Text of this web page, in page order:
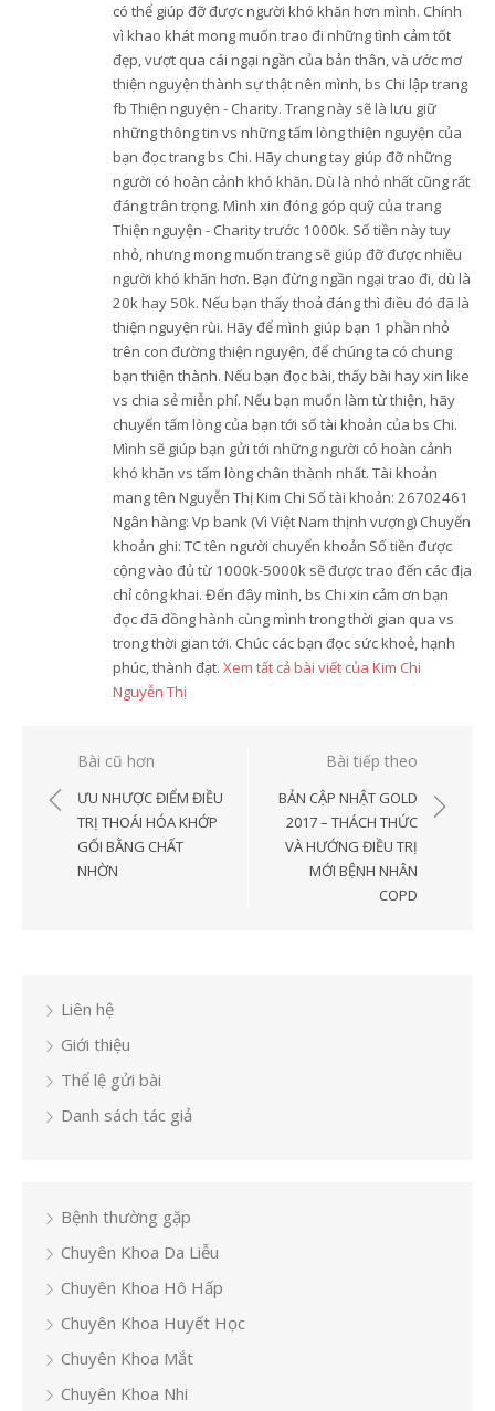
có thể giúp đỡ được người khó khăn hơn mình. Chính
vì khao khát mong muốn trao đi những tình cảm tốt
đẹp, vượt qua cái ngại ngần của bản thân, và ước mơ
thiện nguyện thành sự thật nên mình, bs Chi lập trang
fb Thiện nguyện - Charity. Trang này sẽ là lưu giữ
những thông tin vs những tấm lòng thiện nguyện của
bạn đọc trang bs Chi. Hãy chung tay giúp đỡ những
người có hoàn cảnh khó khăn. Dù là nhỏ nhất cũng rất
đáng trân trọng. Mình xin đóng góp quỹ của trang
Thiện nguyện - Charity trước 1000k. Số tiền này tuy
nhỏ, nhưng mong muốn trang sẽ giúp đỡ được nhiều
người khó khăn hơn. Bạn đừng ngần ngại trao đi, dù là
20k hay 50k. Nếu bạn thấy thoả đáng thì điều đó đã là
thiện nguyện rùi. Hãy để mình giúp bạn 1 phần nhỏ
trên con đường thiện nguyện, để chúng ta có chung
bạn thiện thành. Nếu bạn đọc bài, thấy bài hay xin like
vs chia sẻ miễn phí. Nếu bạn muốn làm từ thiện, hãy
chuyển tấm lòng của bạn tới số tài khoản của bs Chi.
Mình sẽ giúp bạn gửi tới những người có hoàn cảnh
khó khăn vs tấm lòng chân thành nhất. Tài khoản
mang tên Nguyễn Thị Kim Chi Số tài khoản: 26702461
Ngân hàng: Vp bank (Vì Việt Nam thịnh vượng) Chuyển
khoản ghi: TC tên người chuyển khoản Số tiền được
cộng vào đủ từ 1000k-5000k sẽ được trao đến các địa
chỉ công khai. Đến đây mình, bs Chi xin cảm ơn bạn
đọc đã đồng hành cùng mình trong thời gian qua vs
trong thời gian tới. Chúc các bạn đọc sức khoẻ, hạnh
phúc, thành đạt. Xem tất cả bài viết của Kim Chi
Nguyễn Thị
Điều
hướng
viết
Bài cũ hơn
ƯU NHƯỢC ĐIỂM ĐIỀU
TRỊ THOÁI HÓA KHỚP
GỐI BẰNG CHẤT
NHỜN
Bài tiếp theo
BẢN CẬP NHẬT GOLD
2017 – THÁCH THỨC
VÀ HƯỚNG ĐIỀU TRỊ
MỚI BỆNH NHÂN
COPD
Liên hệ
Giới thiệu
Thể lệ gửi bài
Danh sách tác giả
Bệnh thường gặp
Chuyên Khoa Da Liễu
Chuyên Khoa Hô Hấp
Chuyên Khoa Huyết Học
Chuyên Khoa Mắt
Chuyên Khoa Nhi